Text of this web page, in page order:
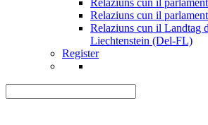
Relaziuns cun il
Relaziuns cun il
Relaziuns cun il Landtag
Liechtenstein (Del-FL)
Register